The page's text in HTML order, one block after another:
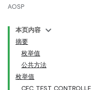
AOSP
本页内容
摘要
枚举值
公共方法
枚举值